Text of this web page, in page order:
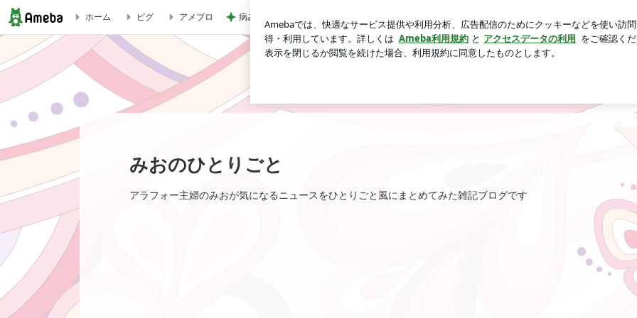
みおのひとりごと
ホーム ピグ アメブロ 病みつきになり追加したワイドパンツ 新規登録
みおのひとりごと
アラフォー主婦のみおが気になるニュースをひとりごと風にまとめてみた雑記ブログです